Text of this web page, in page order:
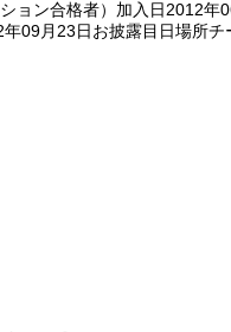
ョン合格者）加入日2012年
09月23日お披露目日場所